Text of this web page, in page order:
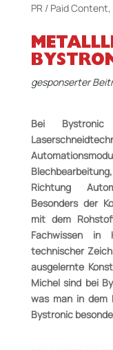
PR / Paid Content,
gesponserter
Bei
Richtung
Besonders der
mit dem
Fachwissen in
technischer
ausgelernte
Michel sind bei
was man in
Bystronic